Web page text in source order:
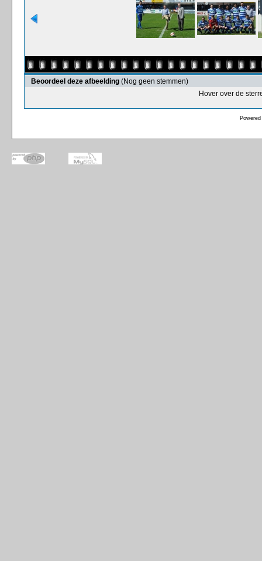
Beoordeel deze afbeelding (Nog geen stemmen)
Hover over de